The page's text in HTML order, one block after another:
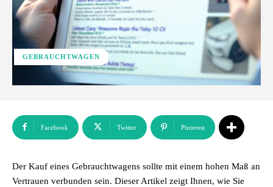
GEBRAUCHTWAGEN
Facebook Twitter Pinterest
Der Kauf eines Gebrauchtwagens sollte mit einem hohen Maß an
Vertrauen verbunden sein. Dieser Artikel zeigt Ihnen, wie Sie